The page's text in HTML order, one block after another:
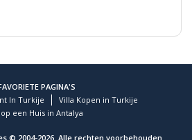
In Turkije
Villa Kopen in Turkije
een Huis in Antalya
© 2004-2026. Alle rechten voorbehouden.
& disclaimer
Gebruiksvoorwaarden